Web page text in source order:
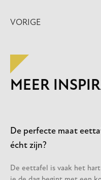
VORIGE
MEER
De perfecte maat
écht zijn?
De eettafel is vaak het